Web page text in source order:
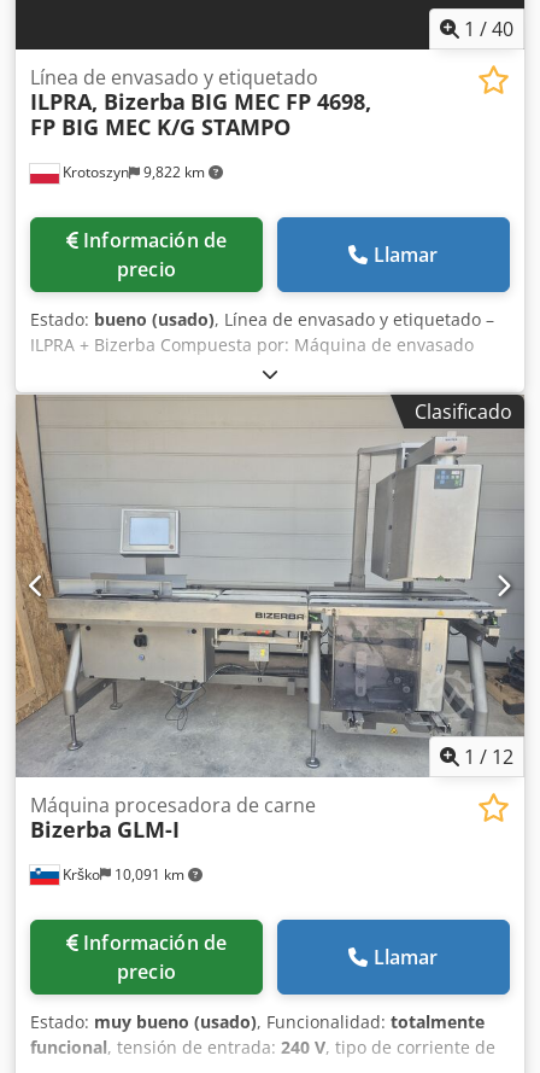
1 /40
Krotoszyn 9,822 km
Línea de envasado y etiquetado
ILPRA, Bizerba BIG MEC FP 4698,
FP BIG MEC K/G STAMPO
Información de
precio
Llamar
Estado: bueno (usado), Línea de envasado y etiquetado –
ILPRA + Bizerba Compuesta por: Máquina de envasado
Marca: ILPRA Serie: FOODPACK Modelo: BIG MEC Número:
FP 4698 Año de fabricación: 2002 Voltaje: 400 V
Dimensiones de la bandeja: 22x17 mm Selladora Marca:
ILPRA Serie: FP BIG MEC K/G Modelo: STAMPO Número: S
6036 Año de fabricación: 2002 Voltaje: 230 V Cjdpfxjw Ht
Uzs Apyjrf Etiquetadora Bizerba
Clasificado
1 / 12
Krško 10,091 km
Máquina procesadora de carne
Bizerba GLM-I
Información de
precio
Llamar
Estado: muy bueno (usado), Funcionalidad: totalmente
funcional, tensión de entrada: 240 V, tipo de corriente de